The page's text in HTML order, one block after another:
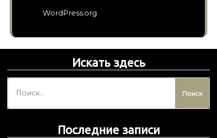
WordPress.org
Искать здесь
й
Последние записи